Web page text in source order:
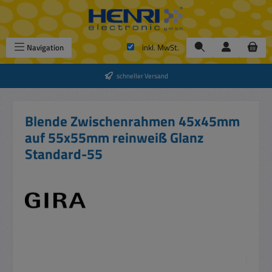
Zum Hauptinhalt springen
Navigation inkl. MwSt.
schneller Versand
Blende Zwischenrahmen 45x45mm
auf 55x55mm reinweiß Glanz
Standard-55